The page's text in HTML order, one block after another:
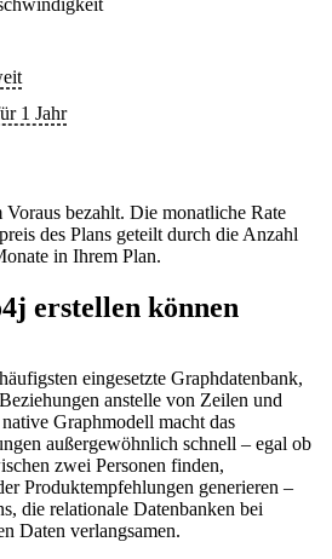
1 Jahr
bezahlt. Die monatliche Rate
des Plans geteilt durch die Anzahl
in Ihrem Plan.
erstellen können
eingesetzte Graphdatenbank,
anstelle von Zeilen und
Graphmodell macht das
außergewöhnlich schnell – egal ob
zwei Personen finden,
Produktempfehlungen generieren –
die relationale Datenbanken bei
Daten verlangsamen.